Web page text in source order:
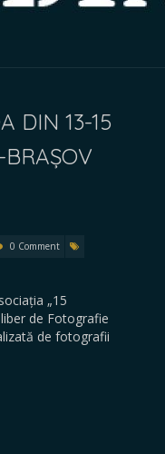
DIN 13-15
0 Comment
„15
de Fotografie
de fotografii